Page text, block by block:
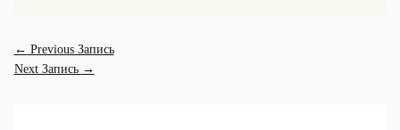
← Previous Запись
Next Запись →